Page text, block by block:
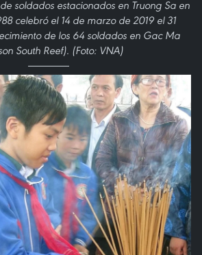
soldados estacionados en Truong Sa en
celebró el 14 de marzo de 2019 el 31
de los 64 soldados en Gac Ma
South Reef). (Foto: VNA)